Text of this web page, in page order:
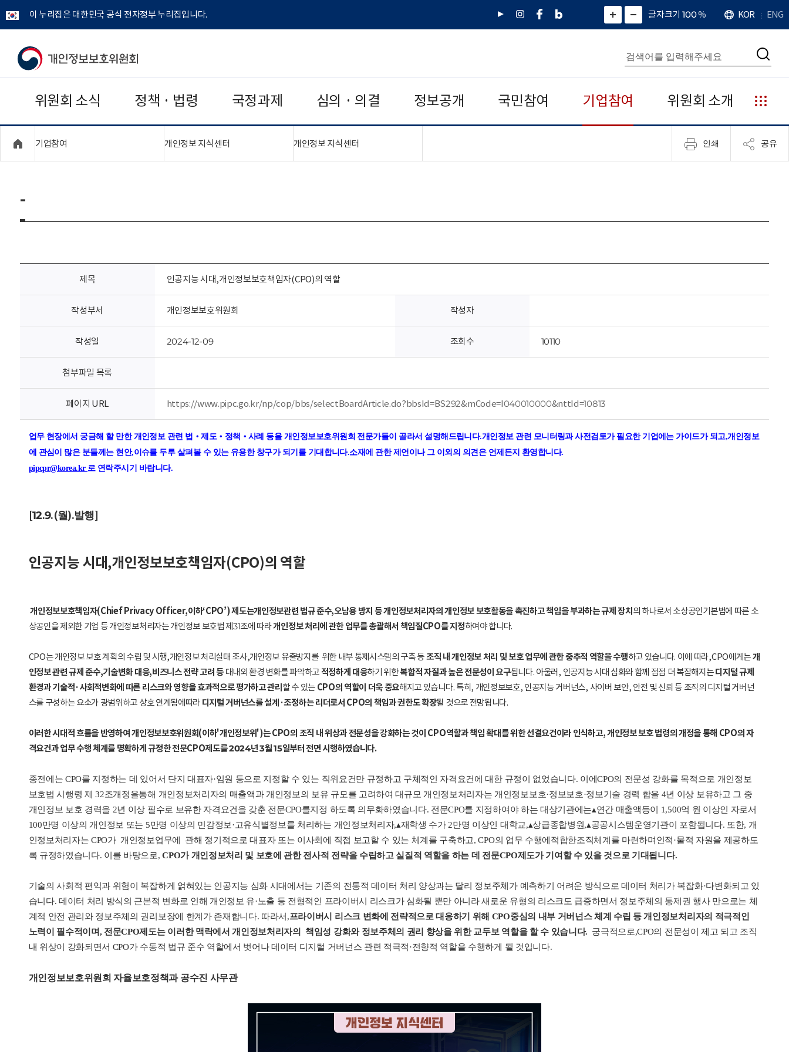
이 누리집은 대한민국 공식 전자정부 누리집입니다.
유
인
페
네
그
)
화
면
면
소
확
대
치
글자크기 100%
언
어
KOR ENG
개
보
보
위
회
통
합
검
색
검
위원회 소식 정책 · 법령 국정과제 심의 · 의결 정보공개 국민참여 기업참여 위원회 소개
누
리
집
안
기업참여 개인정보 지식센터 개인정보 지식센터 인쇄 공유
-
제목 인공지능 시대,개인정보보호책임자(CPO)의 역할
작성부서 개인정보보호위원회 작성자
작성일 2024-12-09 조회수 10110
첨부파일 목록
페이지 URL https://www.pipc.go.kr/np/cop/bbs/selectBoardArticle.do?bbsId=BS292&mCode=I040010000&nttId=10813
업무 현장에서 궁금해 할 만한 개인정보 관련 법 ‧제도‧ 정책 ‧사례 등을 개인정보보호위원회 전문가들이 골라서 설명해드립니다.개인정보 관련 모니터링과 사전검토가 필요한 기업에는 가이드가 되고,개인정보
에 관심이 많은 분들께는 현안,이슈를 두루 살펴볼 수 있는 유용한 창구가 되기를 기대합니다.소재에 관한 제언이나 그 이외의 의견은 언제든지 환영합니다.
pipcpr@korea.kr 로 연락주시기 바랍니다.
[12.9.(월).발행]
인공지능 시대,개인정보보호책임자(CPO)의 역할
개인정보보호책임자(Chief Privacy Officer,이하‘CPO’) 제도는개인정보관련 법규 준수,오남용 방지 등 개인정보처리자의 개인정보 보호활동을 촉진하고 책임을 부과하는 규제 장치의 하나로서 소상공인기본법에 따른 소
상공인을 제외한 기업 등 개인정보처리자는 개인정보 보호법 제31조에 따라개인정보 처리에 관한 업무를 총괄해서 책임질CPO를 지정하여야 합니다.
CPO는 개인정보 보호 계획의 수립 및 시행,개인정보 처리실태 조사,개인정보 유출방지를 위한 내부 통제시스템의 구축 등조직 내 개인정보 처리 및 보호 업무에 관한 중추적 역할을 수행하고 있습니다. 이에 따라,CPO에게는개
인정보 관련 규제 준수,기술변화 대응,비즈니스 전략 고려 등 대내외 환경 변화를 파악하고적정하게 대응하기 위한복합적 자질과 높은 전문성이 요구됩니다. 아울러, 인공지능 시대 심화와 함께 점점 더 복잡해지는디지털 규제
환경과 기술적·사회적변화에 따른 리스크와 영향을 효과적으로 평가하고 관리할 수 있는 CPO의 역할이 더욱 중요해지고 있습니다. 특히, 개인정보보호, 인공지능 거버넌스, 사이버 보안, 안전 및 신뢰 등 조직의 디지털 거버넌
스를 구성하는 요소가 광범위하고 상호 연계됨에따라 디지털 거버넌스를 설계·조정하는 리더로서 CPO의 책임과 권한도 확장될 것으로 전망됩니다.
이러한 시대적 흐름을 반영하여 개인정보보호위원회(이하'개인정보위')는 CPO의 조직 내 위상과 전문성을 강화하는 것이 CPO역할과 책임 확대를 위한 선결요건이라 인식하고, 개인정보 보호 법령의 개정을 통해 CPO의 자
격요건과 업무 수행 체계를 명확하게 규정한 전문CPO제도를 2024년 3월 15일부터 전면 시행하였습니다.
종전에는 CPO를 지정하는 데 있어서 단지 대표자·임원 등으로 지정할 수 있는 직위요건만 규정하고 구체적인 자격요건에 대한 규정이 없었습니다. 이에CPO의 전문성 강화를 목적으로 개인정보
보호법 시행령 제 32조개정을통해 개인정보처리자의 매출액과 개인정보의 보유 규모를 고려하여 대규모 개인정보처리자는 개인정보보호·정보보호·정보기술 경력 합을 4년 이상 보유하고 그 중
개인정보 보호 경력을 2년 이상 필수로 보유한 자격요건을 갖춘 전문CPO를지정 하도록 의무화하였습니다. 전문CPO를 지정하여야 하는 대상기관에는▴연간 매출액등이 1,500억 원 이상인 자로서
100만명 이상의 개인정보 또는 5만명 이상의 민감정보·고유식별정보를 처리하는 개인정보처리자,▴재학생 수가 2만명 이상인 대학교,▴상급종합병원,▴공공시스템운영기관이 포함됩니다. 또한, 개
인정보처리자는 CPO가 개인정보업무에 관해 정기적으로 대표자 또는 이사회에 직접 보고할 수 있는 체계를 구축하고, CPO의 업무 수행에적합한조직체계를 마련하며인적·물적 자원을 제공하도
록 규정하였습니다. 이를 바탕으로,CPO가 개인정보처리 및 보호에 관한 전사적 전략을 수립하고 실질적 역할을 하는 데 전문CPO제도가 기여할 수 있을 것으로 기대됩니다.
기술의 사회적 편익과 위험이 복잡하게 얽혀있는 인공지능 심화 시대에서는 기존의 전통적 데이터 처리 양상과는 달리 정보주체가 예측하기 어려운 방식으로 데이터 처리가 복잡화·다변화되고 있
습니다. 데이터 처리 방식의 근본적 변화로 인해 개인정보 유·노출 등 전형적인 프라이버시 리스크가 심화될 뿐만 아니라 새로운 유형의 리스크도 급증하면서 정보주체의 통제권 행사 만으로는 체
계적 안전 관리와 정보주체의 권리보장에 한계가 존재합니다. 따라서,프라이버시 리스크 변화에 전략적으로 대응하기 위해 CPO중심의 내부 거버넌스 체계 수립 등 개인정보처리자의 적극적인
노력이 필수적이며, 전문CPO제도는 이러한 맥락에서 개인정보처리자의 책임성 강화와 정보주체의 권리 향상을 위한 교두보 역할을 할 수 있습니다. 궁극적으로,CPO의 전문성이 제고 되고 조직
내 위상이 강화되면서 CPO가 수동적 법규 준수 역할에서 벗어나 데이터 디지털 거버넌스 관련 적극적·전향적 역할을 수행하게 될 것입니다.
개인정보보호위원회 자율보호정책과 공수진 사무관